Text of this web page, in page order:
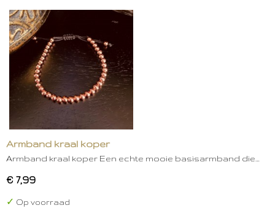
Armband kraal koper
Armband kraal koper Een echte mooie basisarmband die…
€ 7,99
✓ Op voorraad